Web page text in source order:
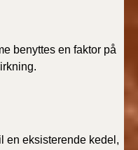
benyttes en faktor på
en eksisterende kedel,